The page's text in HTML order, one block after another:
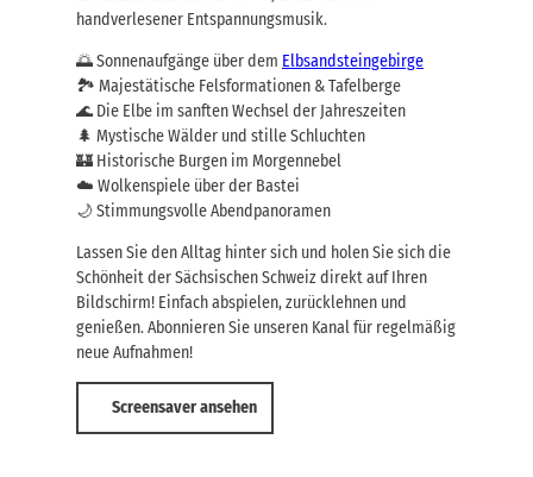
handverlesener Entspannungsmusik.
🌅 Sonnenaufgänge über dem Elbsandsteingebirge
🏞️ Majestätische Felsformationen & Tafelberge
🌊 Die Elbe im sanften Wechsel der Jahreszeiten
🌲 Mystische Wälder und stille Schluchten
🏰 Historische Burgen im Morgennebel
☁️ Wolkenspiele über der Bastei
🌙 Stimmungsvolle Abendpanoramen
Lassen Sie den Alltag hinter sich und holen Sie sich die
Schönheit der Sächsischen Schweiz direkt auf Ihren
Bildschirm! Einfach abspielen, zurücklehnen und
genießen. Abonnieren Sie unseren Kanal für regelmäßig
neue Aufnahmen!
Screensaver ansehen